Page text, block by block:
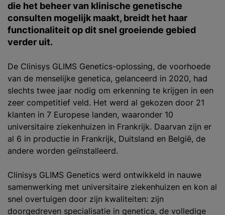
die het beheer van klinische genetische
consulten mogelijk maakt, breidt het haar
functionaliteit op dit snel groeiende gebied
verder uit.
De Clinisys GLIMS Genetics-oplossing, de voorhoede
van de menselijke genetica, gelanceerd in 2020, had
slechts twee jaar nodig om erkenning te krijgen in een
zeer competitief veld. Het werd al gekozen door 21
klanten in 7 Europese landen, waaronder 10
universitaire ziekenhuizen in Frankrijk. Daarvan zijn er
al 6 in productie in Frankrijk, Duitsland en België, de
andere worden geïnstalleerd.
Clinisys GLIMS Genetics werd ontwikkeld in nauwe
samenwerking met universitaire ziekenhuizen en kon al
snel overtuigen door zijn kwaliteiten: zijn
doorgedreven specialisatie in genetica, de volledige